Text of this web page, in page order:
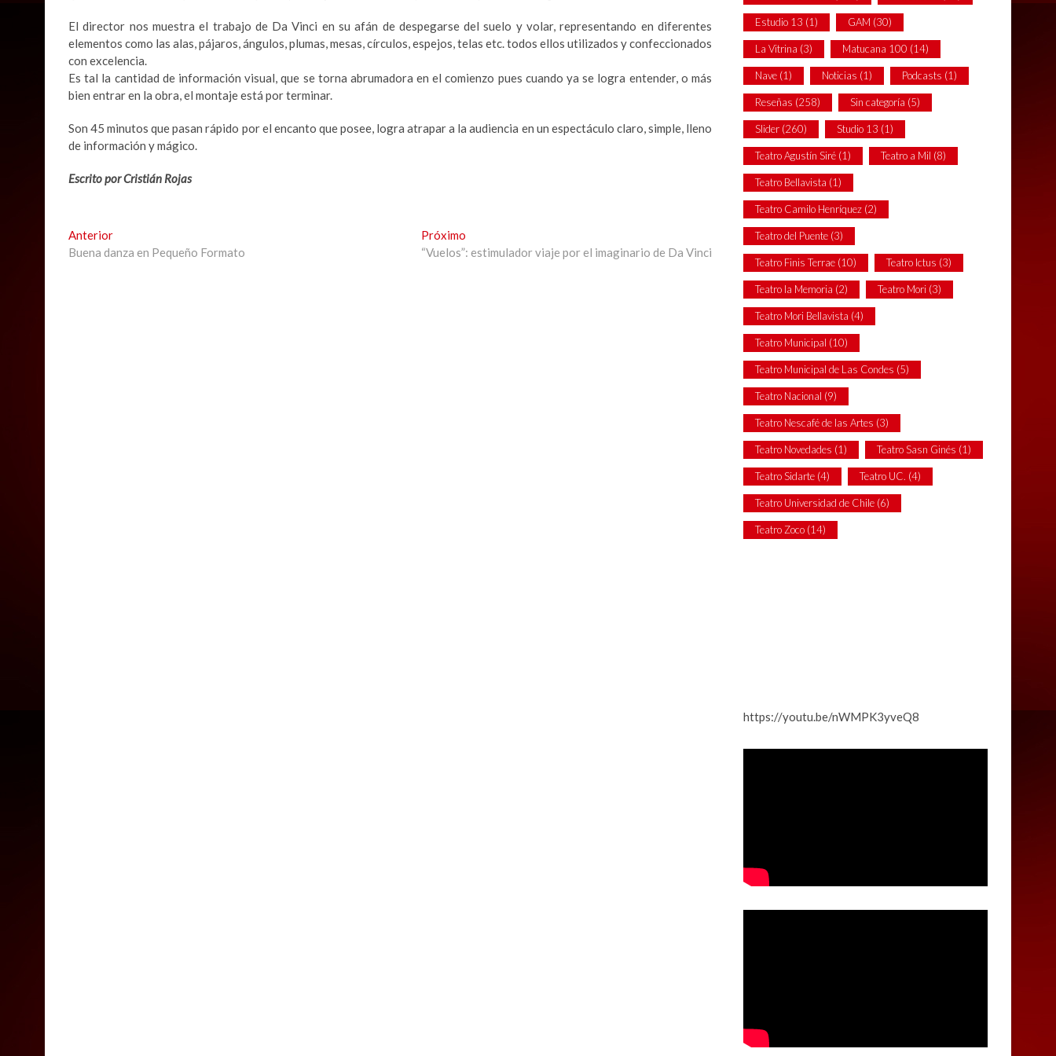
El director nos muestra el trabajo de Da Vinci en su afán de despegarse del suelo y volar, representando en diferentes
elementos como las alas, pájaros, ángulos, plumas, mesas, círculos, espejos, telas etc. todos ellos utilizados y confeccionados
con excelencia.
Es tal la cantidad de información visual, que se torna abrumadora en el comienzo pues cuando ya se logra entender, o más
bien entrar en la obra, el montaje está por terminar.
Son 45 minutos que pasan rápido por el encanto que posee, logra atrapar a la audiencia en un espectáculo claro, simple, lleno
de información y mágico.
Escrito por Cristián Rojas
Navegación
de
AnteriorPrevious
post:
Buena danza en Pequeño Formato
Próximo
post:
“Vuelos”: estimulador viaje por el imaginario de Da Vinci
Estudio 13 (1) GAM (30)
La Vitrina (3) Matucana 100 (14)
Nave (1) Noticias (1) Podcasts (1)
Reseñas (258) Sin categoría (5)
Slider (260) Studio 13 (1)
Teatro Agustín Siré (1) Teatro a Mil (8)
Teatro Bellavista (1)
Teatro Camilo Henríquez (2)
Teatro del Puente (3)
Teatro Finis Terrae (10) Teatro Ictus (3)
Teatro la Memoria (2) Teatro Mori (3)
Teatro Mori Bellavista (4)
Teatro Municipal (10)
Teatro Municipal de Las Condes (5)
Teatro Nacional (9)
Teatro Nescafé de las Artes (3)
Teatro Novedades (1) Teatro Sasn Ginés (1)
Teatro Sidarte (4) Teatro UC. (4)
Teatro Universidad de Chile (6)
Teatro Zoco (14)
https://youtu.be/nWMPK3yveQ8